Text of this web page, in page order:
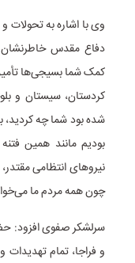
وی با اشاره به تحولات
دفاع مقدس
کمک شما بسیجی‌ها
کردستان، سیستان و
شده بود شما چه کردید،
نیروهای انتظامی
چون همه مردم ما
سرلشکر صفوی افزود:
و فراجا، تمام تهدیدات